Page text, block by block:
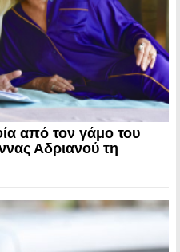
από τον γάμο του
Αδριανού τη